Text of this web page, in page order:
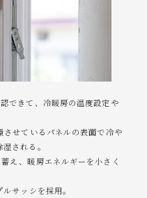
できて、冷暖房の温度設定や
させているパネルの表面で冷や
される。
え、暖房エネルギーを小さく
サッシを採用。